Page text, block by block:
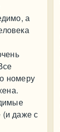
а
номеру
(и даже с